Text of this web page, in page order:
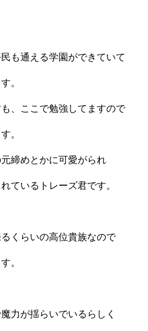
も通える学園ができていて
。
、ここで勉強してますので
。
締めとかに可愛がられ
ているトレーズ君です。
くらいの高位貴族なので
。
力が揺らいでいるらしく